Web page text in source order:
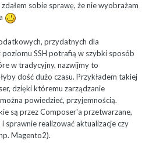
sobie sprawę, że nie wyobrażam
przydatnych dla
SSH potrafią w szybki sposób
w tradycyjny, nazwijmy to
dość dużo czasu. Przykładem takiej
dzięki któremu zarządzanie
powiedzieć, przyjemnością.
są przez Composer'a przetwarzane,
sprawnie realizować aktualizacje czy
Magento2).